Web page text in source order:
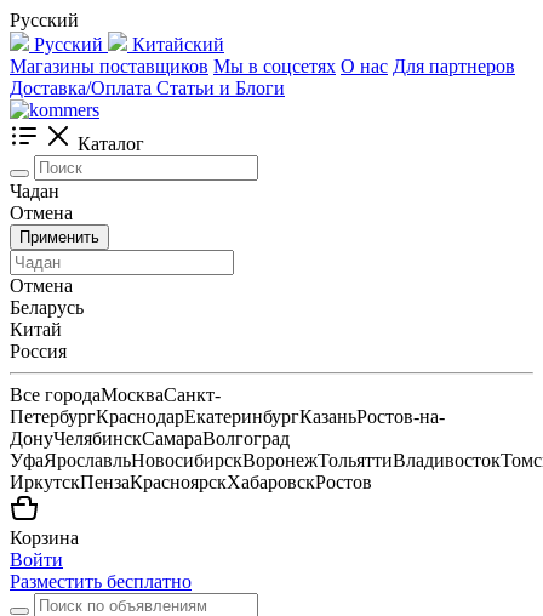
Русский
Русский
Китайский
Магазины поставщиков Мы в соцсетях О нас Для партнеров
Доставка/Оплата Статьи и Блоги
Каталог
Чадан
Отмена
Применить
Отмена
Беларусь
Китай
Россия
Все городаМоскваСанкт-
ПетербургКраснодарЕкатеринбургКазаньРостов-на-
ДонуЧелябинскСамараВолгоград
УфаЯрославльНовосибирскВоронежТольяттиВладивосток
ИркутскПензаКрасноярскХабаровскРостов
Корзина
Войти
Разместить бесплатно